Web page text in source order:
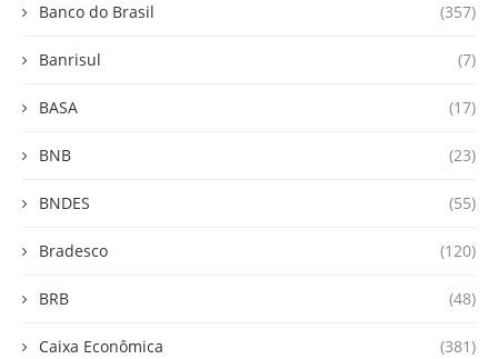
Banco do Brasil (357)
Banrisul (7)
BASA (17)
BNB (23)
BNDES (55)
Bradesco (120)
BRB (48)
Caixa Econômica (381)